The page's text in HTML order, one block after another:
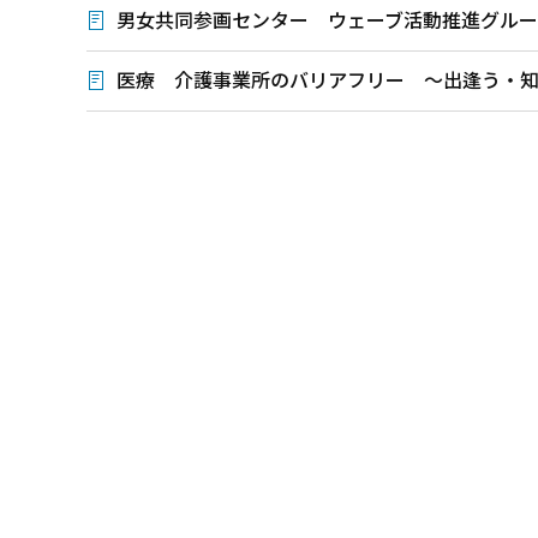
男女共同参画センター ウェーブ活動推進グル
医療 介護事業所のバリアフリー ～出逢う・